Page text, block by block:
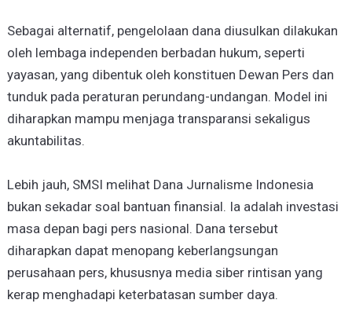
Sebagai alternatif, pengelolaan dana diusulkan dilakukan
oleh lembaga independen berbadan hukum, seperti
yayasan, yang dibentuk oleh konstituen Dewan Pers dan
tunduk pada peraturan perundang-undangan. Model ini
diharapkan mampu menjaga transparansi sekaligus
akuntabilitas.
Lebih jauh, SMSI melihat Dana Jurnalisme Indonesia
bukan sekadar soal bantuan finansial. Ia adalah investasi
masa depan bagi pers nasional. Dana tersebut
diharapkan dapat menopang keberlangsungan
perusahaan pers, khususnya media siber rintisan yang
kerap menghadapi keterbatasan sumber daya.